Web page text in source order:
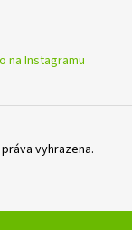
na Instagramu
práva vyhrazena.